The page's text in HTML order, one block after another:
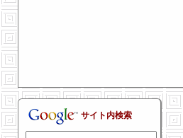
サイト内検索